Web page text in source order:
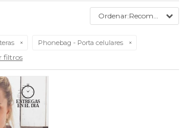
Recomendados
Phonebag - Porta celulares
filtros